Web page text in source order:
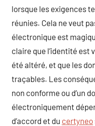
lorsque les exigences
réunies. Cela ne veut
électronique est
claire que l’identité est
été altéré, et que les
traçables. Les
non conforme ou d’un
électroniquement
d’accord et du certyneo